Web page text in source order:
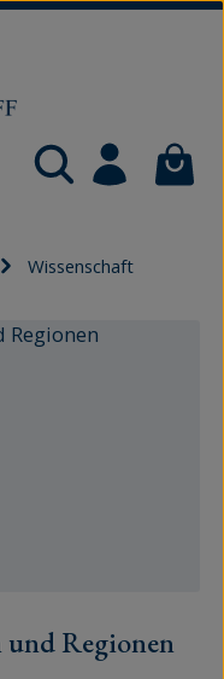
Wissenschaft
und Regionen